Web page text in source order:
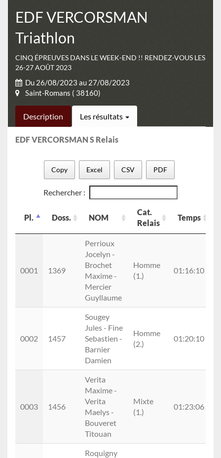
EDF VERCORSMAN
Triathlon
CINQ ÉPREUVES DANS LE WEEK-END !! RENDEZ-VOUS LES
26-27 AOÛT 2023
Du 26/08/2023 au 27/08/2023
Saint-Romans ( 38160)
Description Les résultats
EDF VERCORSMAN S Relais
Copy Excel CSV PDF
Rechercher :
Pl. Doss. NOM
Cat.
Relais
Temps
NOM
0001 1369
Perrioux
Jocelyn -
Brochet
Maxime -
Mercier
Guyllaume
Homme
(1.)
01:16:10
0002 1457
Sougey
Jules - Fine
Sebastien -
Barnier
Damien
Homme
(2.)
01:20:10
0003 1456
Verita
Maxime -
Verita
Maelys -
Bouveret
Titouan
Mixte
(1.)
01:23:06
Roquigny